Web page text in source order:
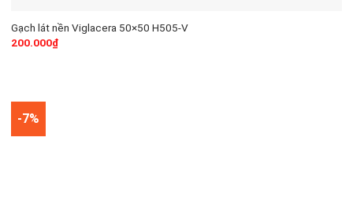
Gạch lát nền Viglacera 50×50 H505-V
200.000₫
-7%